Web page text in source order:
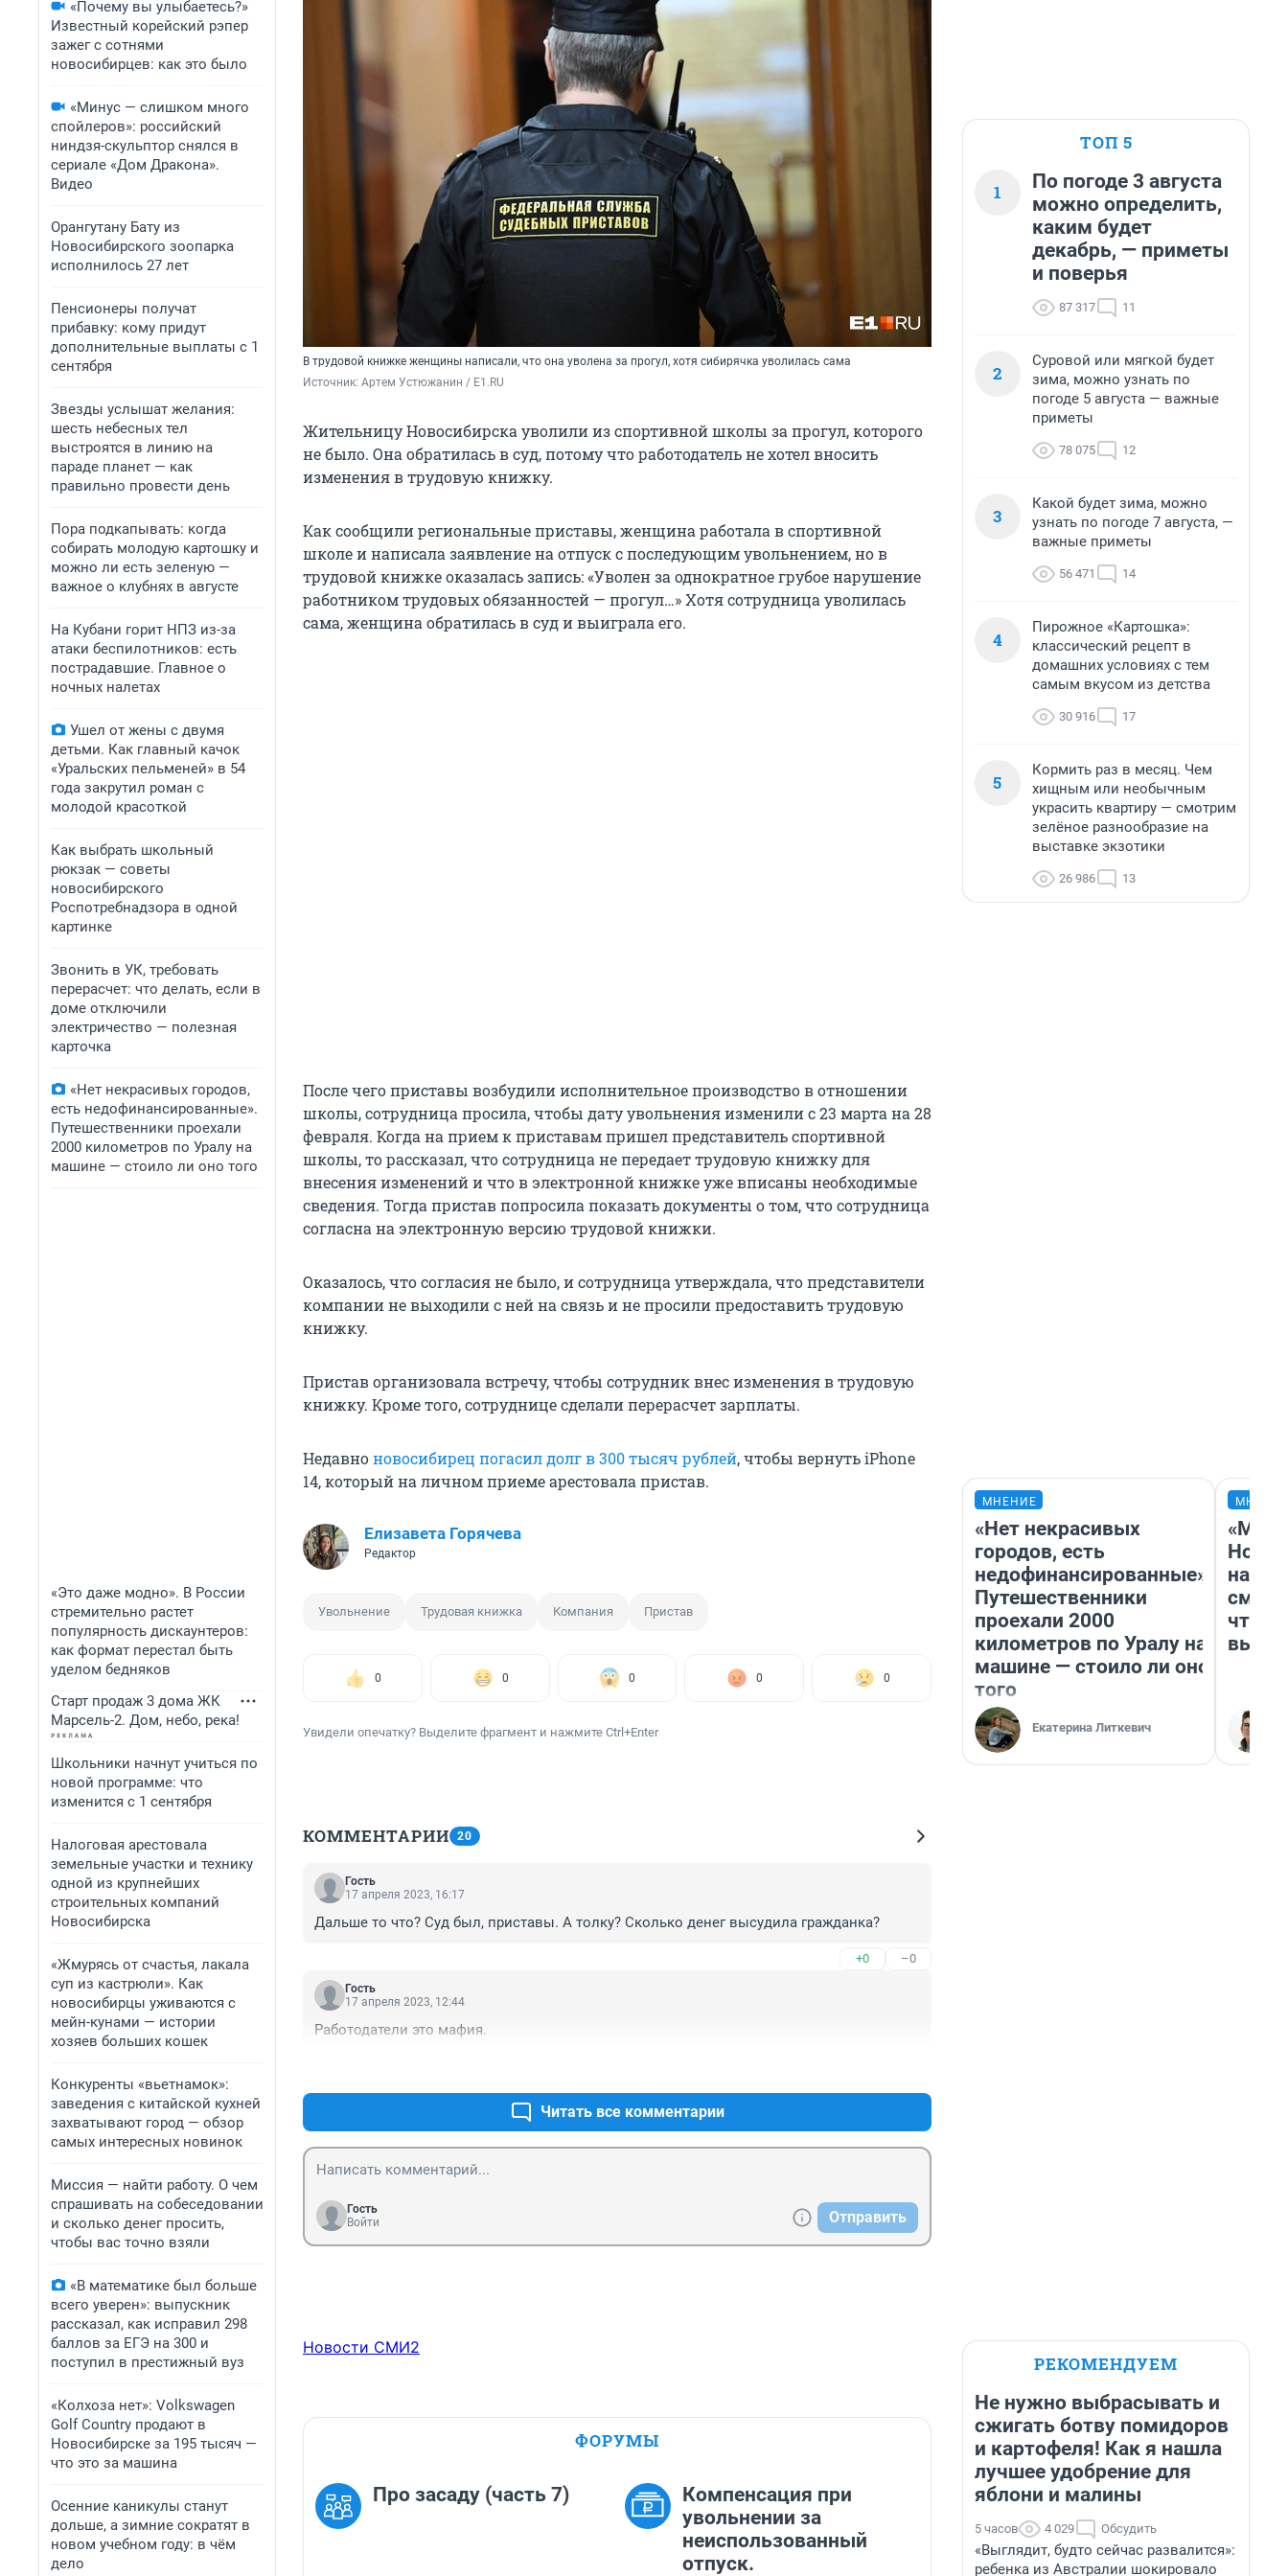
«Почему вы улыбаетесь?»
Известный корейский рэпер
зажег с сотнями
новосибирцев: как это было
«Минус — слишком много
спойлеров»: российский
ниндзя-скульптор снялся в
сериале «Дом Дракона».
Видео
Орангутану Бату из
Новосибирского зоопарка
исполнилось 27 лет
Пенсионеры получат
прибавку: кому придут
дополнительные выплаты с 1
сентября
Звезды услышат желания:
шесть небесных тел
выстроятся в линию на
параде планет — как
правильно провести день
Пора подкапывать: когда
собирать молодую картошку и
можно ли есть зеленую —
важное о клубнях в августе
На Кубани горит НПЗ из-за
атаки беспилотников: есть
пострадавшие. Главное о
ночных налетах
Ушел от жены с двумя
детьми. Как главный качок
«Уральских пельменей» в 54
года закрутил роман с
молодой красоткой
Как выбрать школьный
рюкзак — советы
новосибирского
Роспотребнадзора в одной
картинке
Звонить в УК, требовать
перерасчет: что делать, если в
доме отключили
электричество — полезная
карточка
«Нет некрасивых городов,
есть недофинансированные».
Путешественники проехали
2000 километров по Уралу на
машине — стоило ли оно того
«Это даже модно». В России
стремительно растет
популярность дискаунтеров:
как формат перестал быть
уделом бедняков
Старт продаж 3 дома ЖК
Марсель-2. Дом, небо, река!
Школьники начнут учиться по
новой программе: что
изменится с 1 сентября
Налоговая арестовала
земельные участки и технику
одной из крупнейших
строительных компаний
Новосибирска
«Жмурясь от счастья, лакала
суп из кастрюли». Как
новосибирцы уживаются с
мейн-кунами — истории
хозяев больших кошек
Конкуренты «вьетнамок»:
заведения с китайской кухней
захватывают город — обзор
самых интересных новинок
Миссия — найти работу. О чем
спрашивать на собеседовании
и сколько денег просить,
чтобы вас точно взяли
«В математике был больше
всего уверен»: выпускник
рассказал, как исправил 298
баллов за ЕГЭ на 300 и
поступил в престижный вуз
«Колхоза нет»: Volkswagen
Golf Сountry продают в
Новосибирске за 195 тысяч —
что это за машина
Осенние каникулы станут
дольше, а зимние сократят в
новом учебном году: в чём
дело
В трудовой книжке женщины написали, что она уволена за прогул, хотя сибирячка уволилась сама
Источник: Артем Устюжанин / E1.RU
Жительницу Новосибирска уволили из спортивной школы за прогул, которого
не было. Она обратилась в суд, потому что работодатель не хотел вносить
изменения в трудовую книжку.
Как сообщили региональные приставы, женщина работала в спортивной
школе и написала заявление на отпуск с последующим увольнением, но в
трудовой книжке оказалась запись: «Уволен за однократное грубое нарушение
работником трудовых обязанностей — прогул…» Хотя сотрудница уволилась
сама, женщина обратилась в суд и выиграла его.
После чего приставы возбудили исполнительное производство в отношении
школы, сотрудница просила, чтобы дату увольнения изменили с 23 марта на 28
февраля. Когда на прием к приставам пришел представитель спортивной
школы, то рассказал, что сотрудница не передает трудовую книжку для
внесения изменений и что в электронной книжке уже вписаны необходимые
сведения. Тогда пристав попросила показать документы о том, что сотрудница
согласна на электронную версию трудовой книжки.
Оказалось, что согласия не было, и сотрудница утверждала, что представители
компании не выходили с ней на связь и не просили предоставить трудовую
книжку.
Пристав организовала встречу, чтобы сотрудник внес изменения в трудовую
книжку. Кроме того, сотруднице сделали перерасчет зарплаты.
Недавноновосибирец погасил долг в 300 тысяч рублей, чтобы вернуть iPhone
14, который на личном приеме арестовала пристав.
Елизавета Горячева
Редактор
Увольнение Трудовая книжка Компания Пристав
0 0 0 0 0
Увидели опечатку? Выделите фрагмент и нажмите Ctrl+Enter
КОММЕНТАРИИ 20
Гость
17 апреля 2023, 16:17
Дальше то что? Суд был, приставы. А толку? Сколько денег высудила гражданка?
+0 –0
Гость
17 апреля 2023, 12:44
Работодатели это мафия.
Читать все комментарии
Гость
Войти
Отправить
Новости СМИ2
ФОРУМЫ
Про засаду (часть 7)
Компенсация при
увольнении за
неиспользованный
отпуск.
ТОП 5
1
По погоде 3 августа
можно определить,
каким будет
декабрь, — приметы
и поверья
87 317 11
2
Суровой или мягкой будет
зима, можно узнать по
погоде 5 августа — важные
приметы
78 075 12
3
Какой будет зима, можно
узнать по погоде 7 августа, —
важные приметы
56 471 14
4
Пирожное «Картошка»:
классический рецепт в
домашних условиях с тем
самым вкусом из детства
30 916 17
5
Кормить раз в месяц. Чем
хищным или необычным
украсить квартиру — смотрим
зелёное разнообразие на
выставке экзотики
26 986 13
МНЕНИЕ
«Нет некрасивых
городов, есть
недофинансированные».
Путешественники
проехали 2000
километров по Уралу на
машине — стоило ли оно
того
Екатерина Литкевич
«Мы
РЕКОМЕНДУЕМ
Не нужно выбрасывать и
сжигать ботву помидоров
и картофеля! Как я нашла
лучшее удобрение для
яблони и малины
5 часов 4 029 Обсудить
«Выглядит, будто сейчас развалится»:
ребенка из Австралии шокировало